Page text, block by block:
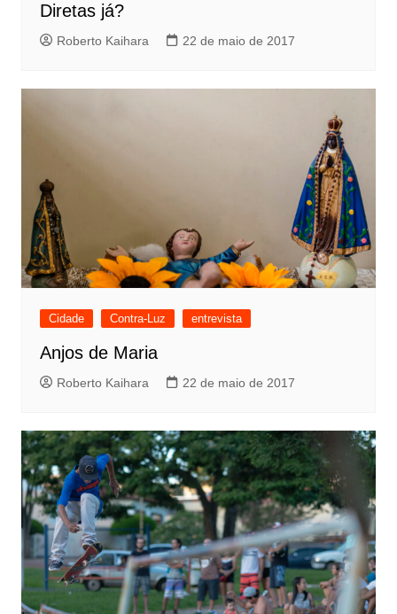
Diretas já?
Roberto Kaihara 22 de maio de 2017
Cidade Contra-Luz entrevista
Anjos de Maria
Roberto Kaihara 22 de maio de 2017